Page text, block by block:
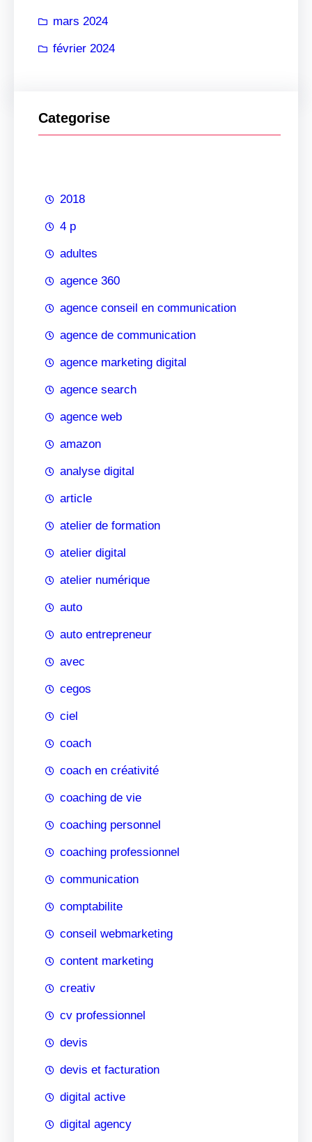
mars 2024
février 2024
Categorise
2018
4 p
adultes
agence 360
agence conseil en communication
agence de communication
agence marketing digital
agence search
agence web
amazon
analyse digital
article
atelier de formation
atelier digital
atelier numérique
auto
auto entrepreneur
avec
cegos
ciel
coach
coach en créativité
coaching de vie
coaching personnel
coaching professionnel
communication
comptabilite
conseil webmarketing
content marketing
creativ
cv professionnel
devis
devis et facturation
digital active
digital agency